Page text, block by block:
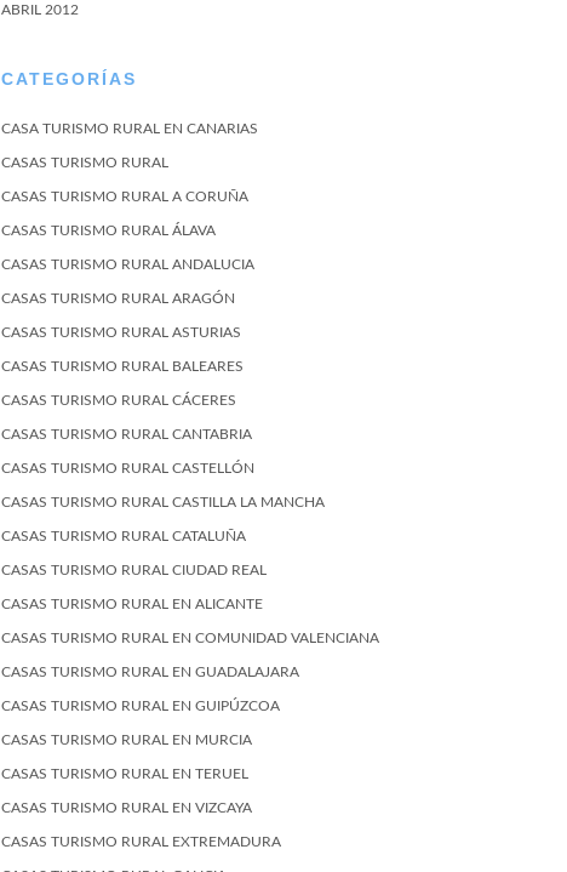
ABRIL 2012
CATEGORÍAS
CASA TURISMO RURAL EN CANARIAS
CASAS TURISMO RURAL
CASAS TURISMO RURAL A CORUÑA
CASAS TURISMO RURAL ÁLAVA
CASAS TURISMO RURAL ANDALUCIA
CASAS TURISMO RURAL ARAGÓN
CASAS TURISMO RURAL ASTURIAS
CASAS TURISMO RURAL BALEARES
CASAS TURISMO RURAL CÁCERES
CASAS TURISMO RURAL CANTABRIA
CASAS TURISMO RURAL CASTELLÓN
CASAS TURISMO RURAL CASTILLA LA MANCHA
CASAS TURISMO RURAL CATALUÑA
CASAS TURISMO RURAL CIUDAD REAL
CASAS TURISMO RURAL EN ALICANTE
CASAS TURISMO RURAL EN COMUNIDAD VALENCIANA
CASAS TURISMO RURAL EN GUADALAJARA
CASAS TURISMO RURAL EN GUIPÚZCOA
CASAS TURISMO RURAL EN MURCIA
CASAS TURISMO RURAL EN TERUEL
CASAS TURISMO RURAL EN VIZCAYA
CASAS TURISMO RURAL EXTREMADURA